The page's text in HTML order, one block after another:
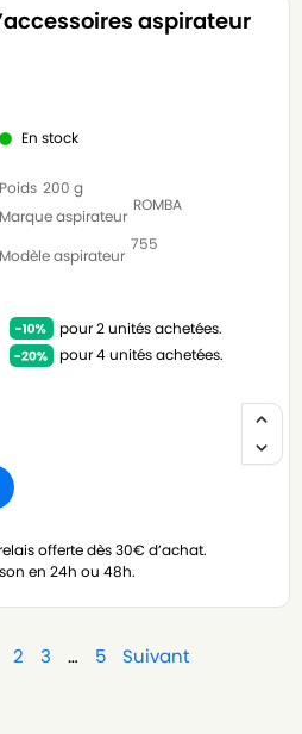
aspirateur
En stock
Poids 200 g
Marque aspirateur
ROMBA
Modèle aspirateur
755
pour 2 unités achetées.
pour 4 unités achetées.
offerte dès 30€ d’achat.
en 24h ou 48h.
2 3 … 5 Suivant